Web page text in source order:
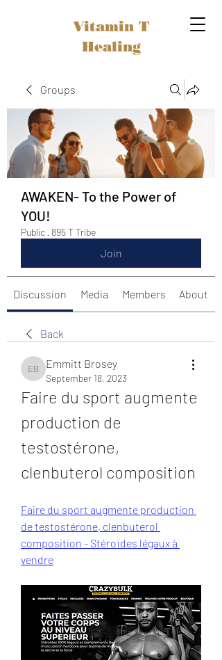
Vitamin T
Healing
Groups
AWAKEN- To the Power of
YOU!
Public · 895 T Tribe
Join
Discussion Media Members About
Back
Emmitt Brosey
Emmitt Brosey
September 18, 2023
Faire du sport augmente
production de
testostérone,
clenbuterol composition
Faire du sport augmente production
de testostérone, clenbuterol
composition - Stéroïdes légaux à
vendre